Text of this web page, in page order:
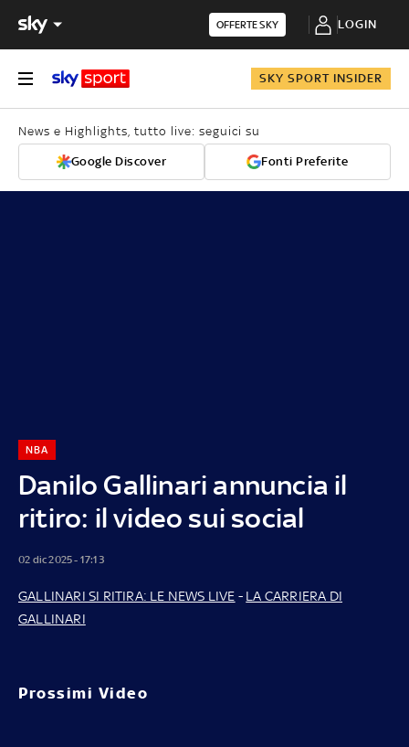
OFFERTE SKY LOGIN
SKY SPORT INSIDER
News e Highlights, tutto live: seguici su
Google Discover Fonti Preferite
Danilo Gallinari annuncia il
ritiro: il video sui social
NBA
02 dic 2025 - 17:13
GALLINARI SI RITIRA: LE NEWS LIVE - LA CARRIERA DI
GALLINARI
Prossimi Video